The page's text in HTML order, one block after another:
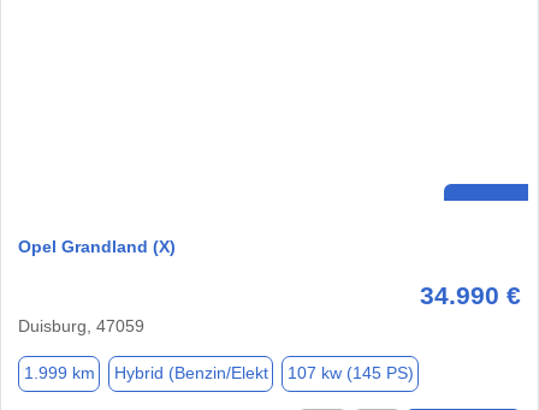
Opel Grandland (X)
34.990 €
Duisburg, 47059
1.999 km Hybrid (Benzin/Elekt 107 kw (145 PS)